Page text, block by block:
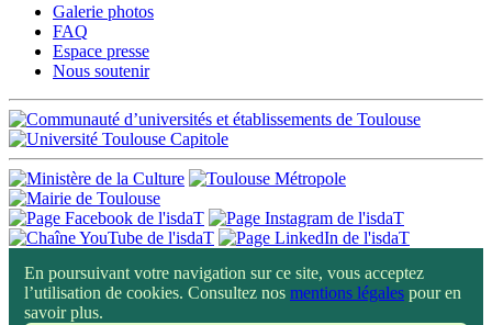
Galerie photos
FAQ
Espace presse
Nous soutenir
En poursuivant votre navigation sur ce site, vous acceptez
l’utilisation de cookies. Consultez nos mentions légales pour en
savoir plus.